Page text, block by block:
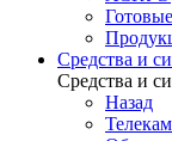
Средства и
Средства и
Назад